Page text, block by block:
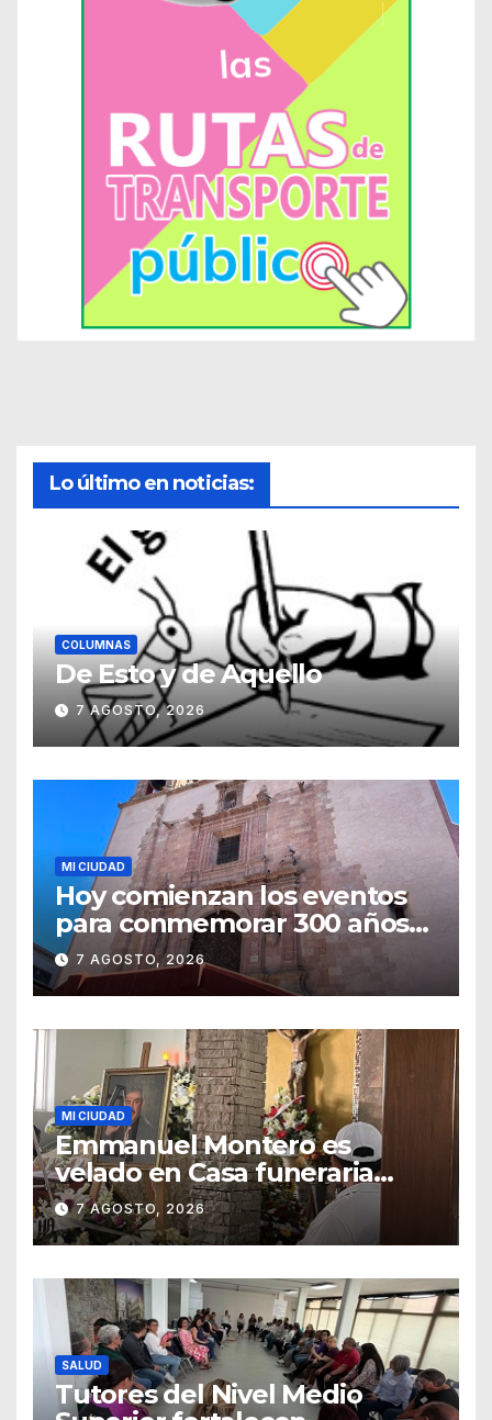
Lo último en noticias:
COLUMNAS
De Esto y de Aquello
7 AGOSTO, 2026
MI CIUDAD
Hoy comienzan los eventos
para conmemorar 300 años
del templo de San Roque
7 AGOSTO, 2026
MI CIUDAD
Emmanuel Montero es
velado en Casa funeraria
Forasté
7 AGOSTO, 2026
SALUD
Tutores del Nivel Medio